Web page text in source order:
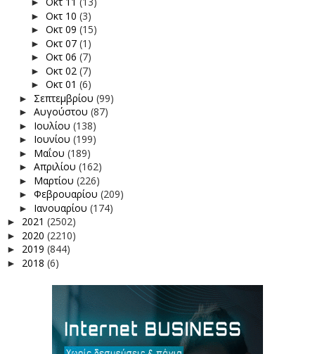
► Οκτ 10 (3)
► Οκτ 09 (15)
► Οκτ 07 (1)
► Οκτ 06 (7)
► Οκτ 02 (7)
► Οκτ 01 (6)
► Σεπτεμβρίου (99)
► Αυγούστου (87)
► Ιουλίου (138)
► Ιουνίου (199)
► Μαΐου (189)
► Απριλίου (162)
► Μαρτίου (226)
► Φεβρουαρίου (209)
► Ιανουαρίου (174)
► 2021 (2502)
► 2020 (2210)
► 2019 (844)
► 2018 (6)